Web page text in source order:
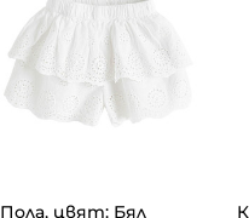
Пола, цвят: Бял